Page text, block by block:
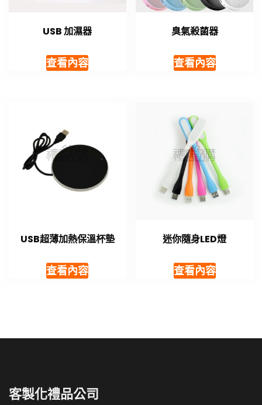
USB 加濕器
查看內容
臭氣殺菌器
查看內容
USB超薄加熱保溫杯墊
查看內容
迷你隨身LED燈
查看內容
客製化禮品公司